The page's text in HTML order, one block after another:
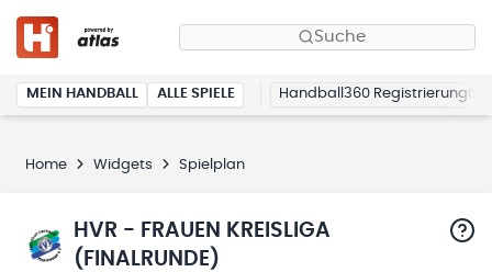
Suche
MEIN HANDBALL ALLE SPIELE Handball360 Registrierung
Home Widgets Spielplan
HVR - FRAUEN KREISLIGA
(FINALRUNDE)